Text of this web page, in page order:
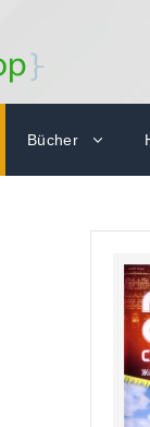
Bücher